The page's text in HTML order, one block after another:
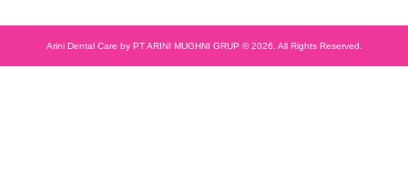
Arini Dental Care by PT ARINI MUGHNI GRUP © 2026. All Rights Reserved.